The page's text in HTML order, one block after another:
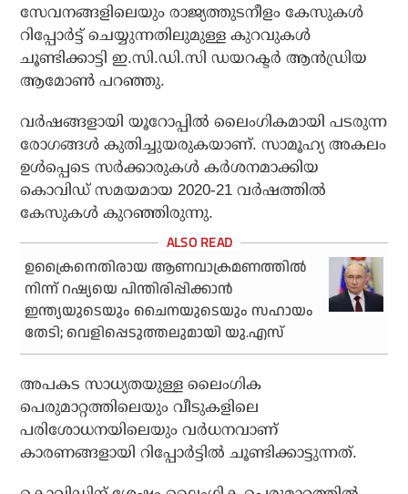
സേവനങ്ങളിലെയും രാജ്യത്തുടനീളം കേസുകൾ
റിപ്പോർട്ട് ചെയ്യുന്നതിലുമുള്ള കുറവുകൾ
ചൂണ്ടിക്കാട്ടി ഇ.സി.ഡി.സി ഡയറക്ടർ ആൻഡ്രിയ
ആമോൺ പറഞ്ഞു.
വർഷങ്ങളായി യൂറോപ്പിൽ ലൈംഗികമായി പടരുന്ന
രോഗങ്ങൾ കുതിച്ചുയരുകയാണ്. സാമൂഹ്യ അകലം
ഉൾപ്പെടെ സർക്കാരുകൾ കർശനമാക്കിയ
കൊവിഡ് സമയമായ 2020-21 വർഷത്തിൽ
കേസുകൾ കുറഞ്ഞിരുന്നു.
ഉക്രൈനെതിരായ ആണവാക്രമണത്തില്‍
നിന്ന് റഷ്യയെ പിന്തിരിപ്പിക്കാന്‍
ഇന്ത്യയുടെയും ചൈനയുടെയും സഹായം
തേടി; വെളിപ്പെടുത്തലുമായി യു.എസ്
അപകട സാധ്യതയുള്ള ലൈംഗിക
പെരുമാറ്റത്തിലെയും വീടുകളിലെ
പരിശോധനയിലെയും വർധനവാണ്
കാരണങ്ങളായി റിപ്പോർട്ടിൽ ചൂണ്ടിക്കാട്ടുന്നത്.